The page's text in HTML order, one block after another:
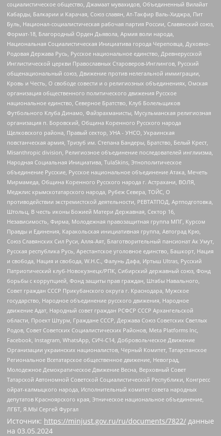
социалистическое общество, Джамаат мувахидов, Объединенный Вилайат
Кабарды, Балкарии и Карачая, Союз славян, Ат-Такфир Валь-Хиджра, Пит
Буль, Национал-социалистическая рабочая партия России, Славянский союз,
Формат-18, Благородный Орден Дьявола, Армия воли народа,
Национальная Социалистическая Инициатива города Череповца, Духовно-
Родовая Держава Русь, Русское национальное единство, Древнерусской
Инглистической церкви Православных Староверов-Инглингов, Русский
общенациональный союз, Движение против нелегальной иммиграции,
Кровь и Честь, О свободе совести и о религиозных объединениях, Омская
организация общественного политического движения Русское
национальное единство, Северное Братство, Клуб Болельщиков
Футбольного Клуба Динамо, Файзрахманисты, Мусульманская религиозная
организация п. Боровский, Община Коренного Русского народа
Щелковского района, Правый сектор, УНА - УНСО, Украинская
повстанческая армия, Тризуб им. Степана Бандеры, Братство, Белый Крест,
Misanthropic division, Религиозное объединение последователей инглиизма,
Народная Социальная Инициатива, TulaSkins, Этнополитическое
объединение Русские, Русское национальное объединение Атака, Мечеть
Мирмамеда, Община Коренного Русского народа г. Астрахани, ВОЛЯ,
Меджлис крымскотатарского народа, Рубеж Севера, ТОЙС, О
противодействии экстремистской деятельности, РЕВТАТПОД, Артподготовка,
Штольц, В честь иконы Божией Матери Державная, Сектор 16,
Независимость, Фирма, Молодежная правозащитная группа МПГ, Курсом
Правды и Единения, Каракольская инициативная группа, Автоград Крю,
Союз Славянских Сил Руси, Алля-Аят, Благотворительный пансионат Ак Умут,
Русская республика Русь, Арестантское уголовное единство, Башкорт, Нация
и свобода, Нация и свобода, W.H.С., Фалунь Дафа, Иртыш Ultras, Русский
Патриотический клуб-Новокузнецк/РПК, Сибирский державный союз, Фонд
борьбы с коррупцией, Фонд защиты прав граждан, Штабы Навального,
Совет граждан СССР Прикубанского округа г. Краснодара, Мужское
государство, Народное объединение русского движения, Народное
движение Адат, Народный совет граждан РСФСР СССР Архангельской
области, Проект Штурм, Граждане СССР, Держава Союз Советских Светлых
Родов, Совет Советских Социалистических Районов, Meta Platforms Inc,
Facebook, Instagram, WhatsApp, СИЧ-С14, Добровольческое Движение
Организации украинских националистов, Черный Комитет, Татарстанское
Региональное Всетатарское общественное движение, Невоград,
Молодежное Демократическое Движение Весна, Верховный Совет
Татарской Автономной Советской Социалистической Республики, Конгресс
ойрат-калмыцкого народа, Исполнительный комитет совета народных
депутатов Красноярского края, Этническое национальное объединение,
ЛГБТ, Я.МЫ Сергей Фургал
Источник: https://minjust.gov.ru/ru/documents/7822/ данные
на 03.05.2024